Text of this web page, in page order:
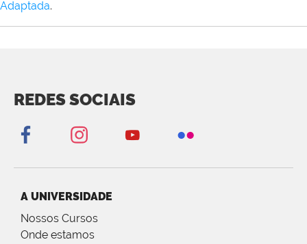
Adaptada.
REDES SOCIAIS
A UNIVERSIDADE
Nossos Cursos
Onde estamos